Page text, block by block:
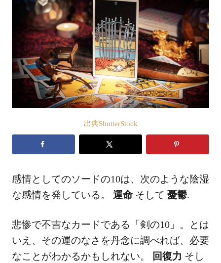
出典ShutterStock
感情としてのソードの10は、次のような陰湿
な感情を発している。 運命そして 憂鬱.
悲惨で不吉なカードである「剣の10」。とは
いえ、その運のなさを丹念に調べれば、必要
なことがわかるかもしれない。
回復力 そし